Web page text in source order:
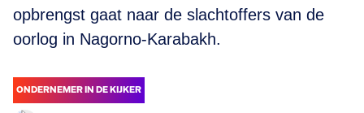
opbrengst gaat naar de slachtoffers van de
oorlog in Nagorno-Karabakh.
ONDERNEMER IN DE KIJKER